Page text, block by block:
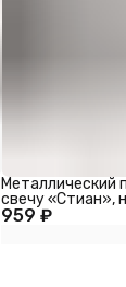
959 ₽
Металлический
свечу «Стиан»,
10.5×10.5×35 30